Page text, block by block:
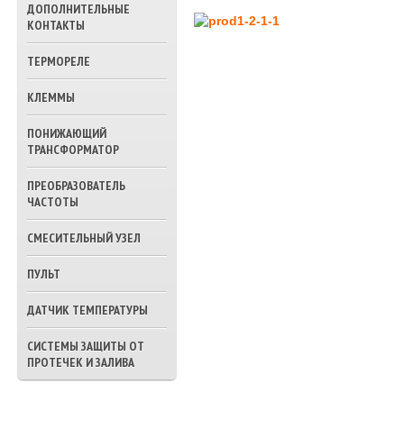
ДОПОЛНИТЕЛЬНЫЕ
КОНТАКТЫ
ТЕРМОРЕЛЕ
КЛЕММЫ
ПОНИЖАЮЩИЙ
ТРАНСФОРМАТОР
ПРЕОБРАЗОВАТЕЛЬ
ЧАСТОТЫ
СМЕСИТЕЛЬНЫЙ УЗЕЛ
ПУЛЬТ
ДАТЧИК ТЕМПЕРАТУРЫ
СИСТЕМЫ ЗАЩИТЫ ОТ
ПРОТЕЧЕК И ЗАЛИВА